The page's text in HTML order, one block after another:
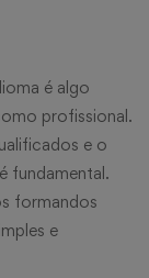
é algo
profissional.
e o
fundamental.
formandos
e